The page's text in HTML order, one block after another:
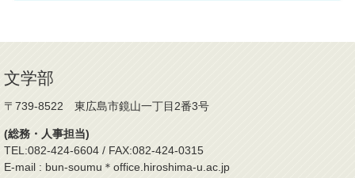
文学部
〒739-8522 東広島市鏡山一丁目2番3号
(総務・人事担当)
TEL:082-424-6604 / FAX:082-424-0315
E-mail : bun-soumu＊office.hiroshima-u.ac.jp